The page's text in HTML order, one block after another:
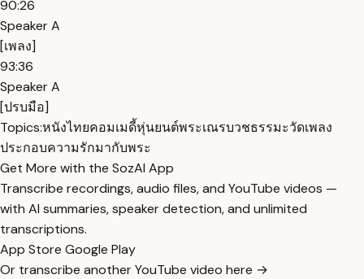
90:26
Speaker A
[เพลง]
93:36
Speaker A
[ปรบมือ]
Topics:หนังไทยคอมเมดี้หุ่นยนต์พระเณรบวชธรรมะวัดเพลง
ประกอบความรักมากับพระ
Get More with the SozAI App
Transcribe recordings, audio files, and YouTube videos —
with AI summaries, speaker detection, and unlimited
transcriptions.
App Store Google Play
Or transcribe another YouTube video here →